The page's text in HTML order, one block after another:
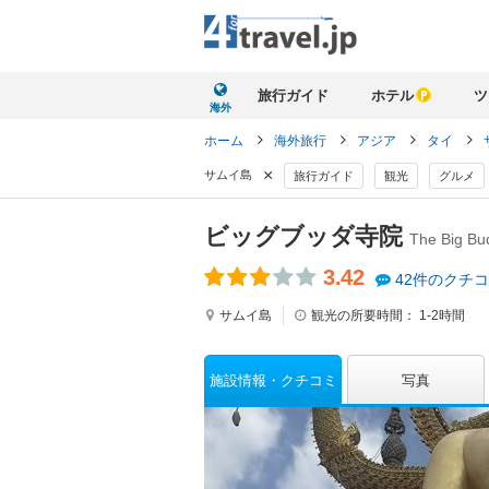
海外
旅行ガイド ホテル
ホーム 海外旅行 アジア タイ
サムイ島 × 旅行ガイド 観光 グルメ
ビッグブッダ寺院 The Big
3.42 42件のクチ
サムイ島 観光の所要時間： 1-2時間
施設情報 クチコミ 写真